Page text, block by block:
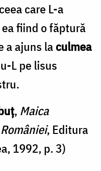
care L-a
fiind o făptură
a ajuns laculmea
L pe lisus
, Maica
, Editura
1992, p. 3)